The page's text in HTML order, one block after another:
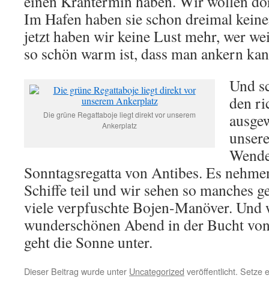
Im Hafen haben sie schon dreimal
jetzt haben wir keine Lust mehr, wer
so schön warm ist, dass man ankern
Die grüne Regattaboje liegt direkt vor unserem
Ankerplatz
Und
den
Sonntagsregatta von Antibes. Es
Schiffe teil und wir sehen so manches
viele verpfuschte Bojen-Manöver. Und
wunderschönen Abend in der Bucht
geht die Sonne unter.
Dieser Beitrag wurde unter Uncategorized veröffentlicht. Setze